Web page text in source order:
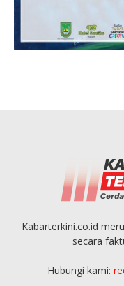
Kabarterkini.co.id
secara
Hubungi kami: